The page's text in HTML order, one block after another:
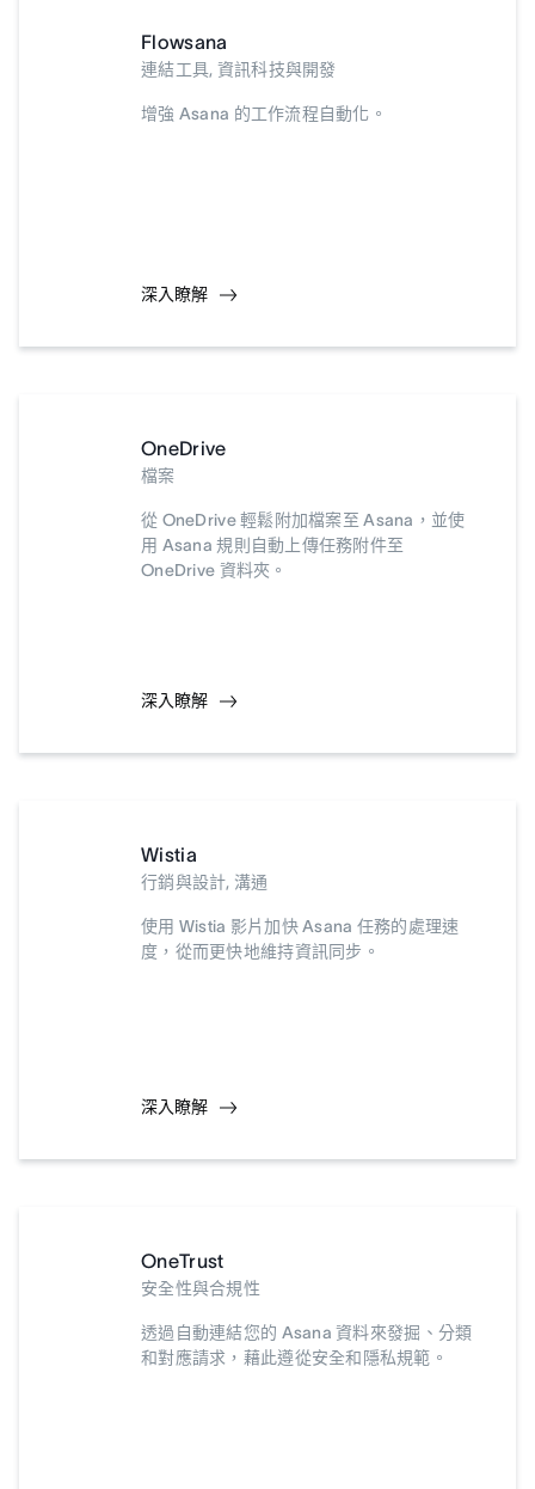
Flowsana
連結工具, 資訊科技與開發
增強 Asana 的工作流程自動化。
深入瞭解
OneDrive
檔案
從 OneDrive 輕鬆附加檔案至 Asana，並使
用 Asana 規則自動上傳任務附件至
OneDrive 資料夾。
深入瞭解
Wistia
行銷與設計, 溝通
使用 Wistia 影片加快 Asana 任務的處理速
度，從而更快地維持資訊同步。
深入瞭解
OneTrust
安全性與合規性
透過自動連結您的 Asana 資料來發掘、分類
和對應請求，藉此遵從安全和隱私規範。